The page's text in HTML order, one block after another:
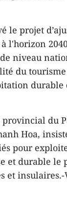
le projet
l'horizon
niveau
du
durable
provincial du
Hoa,
pour
et durable le
et insulaires.-